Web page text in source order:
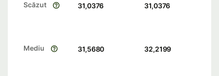
Scăzut 31,0376 31,0376
Mediu 31,5680 32,2199